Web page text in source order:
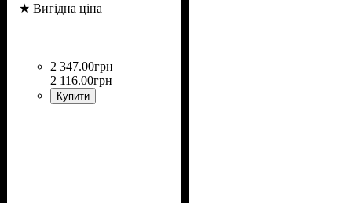
★ Вигідна ціна
2 347.00грн
2 116.00грн
Купити